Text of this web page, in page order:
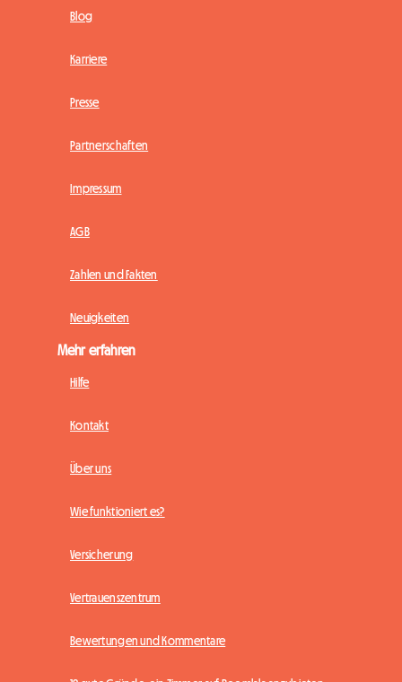
Blog
Karriere
Presse
Partnerschaften
Impressum
AGB
Zahlen und Fakten
Neuigkeiten
Mehr erfahren
Hilfe
Kontakt
Über uns
Wie funktioniert es?
Versicherung
Vertrauenszentrum
Bewertungen und Kommentare